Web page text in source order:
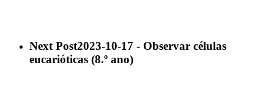
Next Post2023-10-17 - Observar células
eucarióticas (8.º ano)